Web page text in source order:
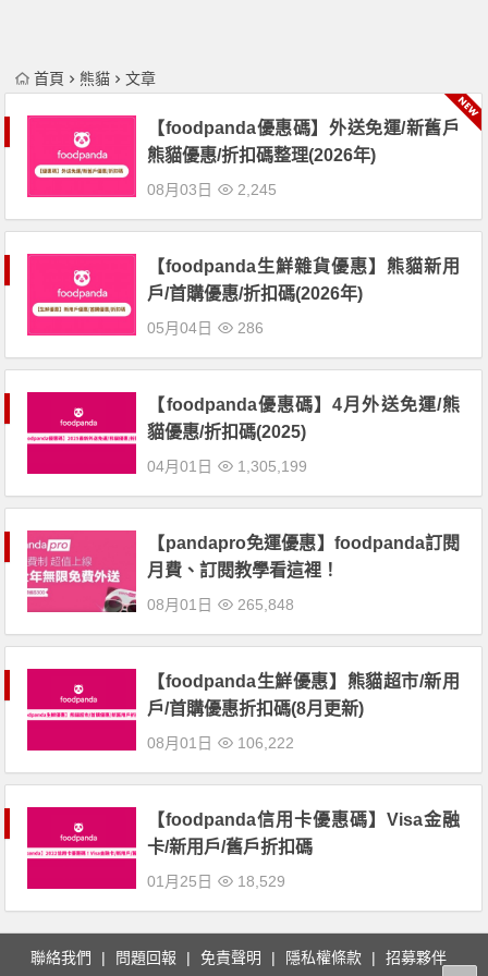
首頁 熊貓 文章
【foodpanda優惠碼】外送免運/新舊戶
熊貓優惠/折扣碼整理(2026年)
08月03日 2,245
【foodpanda生鮮雜貨優惠】熊貓新用
戶/首購優惠/折扣碼(2026年)
05月04日 286
【foodpanda優惠碼】4月外送免運/熊
貓優惠/折扣碼(2025)
04月01日 1,305,199
【pandapro免運優惠】foodpanda訂閱
月費、訂閱教學看這裡！
08月01日 265,848
【foodpanda生鮮優惠】熊貓超市/新用
戶/首購優惠折扣碼(8月更新)
08月01日 106,222
【foodpanda信用卡優惠碼】Visa金融
卡/新用戶/舊戶折扣碼
01月25日 18,529
聯絡我們 問題回報 免責聲明 隱私權條款 招募夥伴